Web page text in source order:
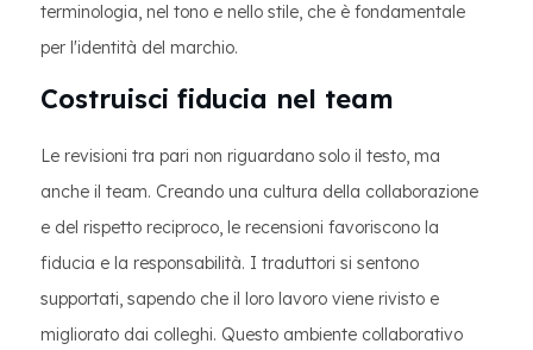
terminologia, nel tono e nello stile, che è fondamentale
per l'identità del marchio.
Costruisci fiducia nel team
Le revisioni tra pari non riguardano solo il testo, ma
anche il team. Creando una cultura della collaborazione
e del rispetto reciproco, le recensioni favoriscono la
fiducia e la responsabilità. I traduttori si sentono
supportati, sapendo che il loro lavoro viene rivisto e
migliorato dai colleghi. Questo ambiente collaborativo